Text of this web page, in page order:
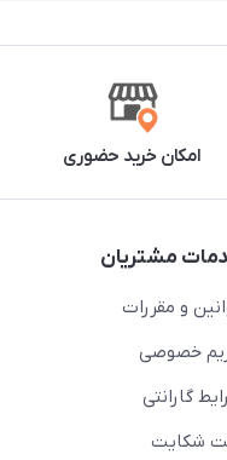
امکان خرید حضوری
مشتریان
و مقررات
خصوصی
گارانتی
شکایت